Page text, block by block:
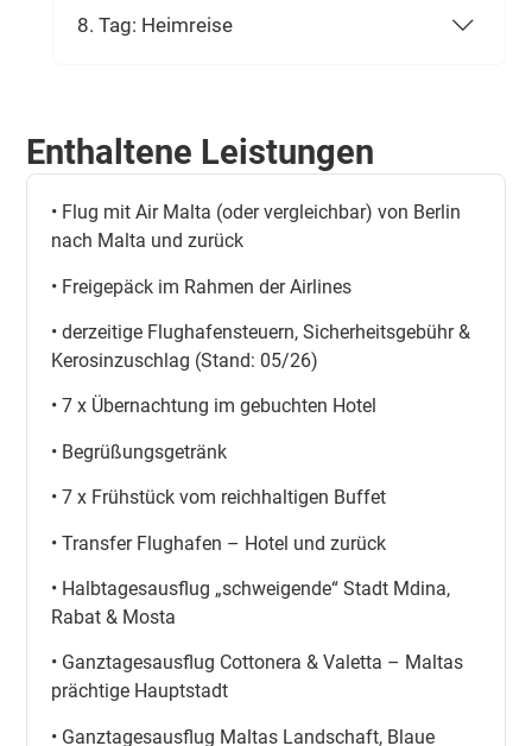
8. Tag: Heimreise
Enthaltene Leistungen
• Flug mit Air Malta (oder vergleichbar) von Berlin
nach Malta und zurück
• Freigepäck im Rahmen der Airlines
• derzeitige Flughafensteuern, Sicherheitsgebühr &
Kerosinzuschlag (Stand: 05/26)
• 7 x Übernachtung im gebuchten Hotel
• Begrüßungsgetränk
• 7 x Frühstück vom reichhaltigen Buffet
• Transfer Flughafen – Hotel und zurück
• Halbtagesausflug „schweigende“ Stadt Mdina,
Rabat & Mosta
• Ganztagesausflug Cottonera & Valetta – Maltas
prächtige Hauptstadt
• Ganztagesausflug Maltas Landschaft, Blaue